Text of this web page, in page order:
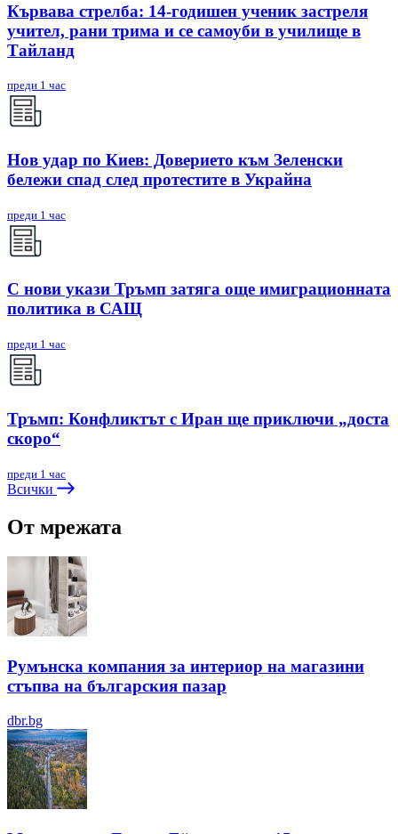
Кървава стрелба: 14-годишен ученик застреля
учител, рани трима и се самоуби в училище в
Тайланд
преди 1 час
Нов удар по Киев: Доверието към Зеленски
бележи спад след протестите в Украйна
преди 1 час
С нови укази Тръмп затяга още имиграционната
политика в САЩ
преди 1 час
Тръмп: Конфликтът с Иран ще приключи „доста
скоро“
преди 1 час
Всички
От мрежата
Румънска компания за интериор на магазини
стъпва на българския пазар
dbr.bg